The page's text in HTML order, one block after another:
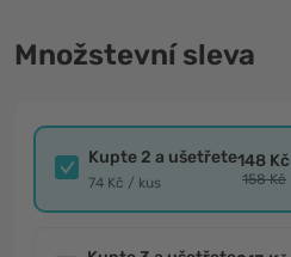
Množstevní sleva
Kupte 2 a ušetřete
74 Kč / kus
148 Kč
158 Kč